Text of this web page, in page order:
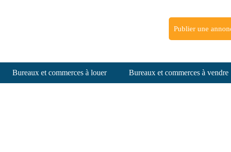
Publier une
Bureaux et commerces à louer Bureaux et commerces à vendre